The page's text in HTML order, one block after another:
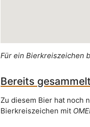
Für ein Bierkreiszeichen
Bereits
Zu diesem Bier hat noch
Bierkreiszeichen mit